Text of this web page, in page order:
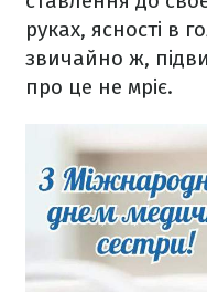
руках, ясності в
звичайно ж,
про це не мріє.